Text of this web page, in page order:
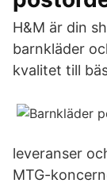
H&M är din
barnkläder
kvalitet till
leveranser
MTG-